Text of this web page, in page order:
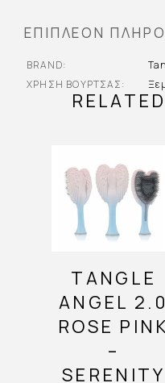
ΕΠΙΠΛΈΟΝ
BRAND
ΧΡΉΣΗ ΒΟΎΡΤΣΑΣ
TANGLE
ANGEL 2.0
ROSE
–
SERENITY